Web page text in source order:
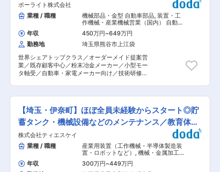
ープは海外の6つの販売会社を拠点に、70カ国以
上に正規代理店ネットワークを構築。最先端の情
報を収集、提供しながら、独創的な開発力、サー
ビス力で、世界の医療関係者と信頼関係を深めて
おり、グローバル展開を見込まれております。 変
更の範囲：会社の定める業務
ォーム／建築現場の手配（SNS／メール／TEL対
応） ■組織構成： 当社は社員数が20名です。経
験豊かなメンバーが多く、アットホームな雰囲気
の中で働けます。また、新入社員には専任の先輩
がついて指導しますので、未経験の方でも安心し
てスタートできます。 ■入社後の流れ： 入社後
はOJTを通じて、先輩社員と一緒に業務を覚えて
いきます。初日は会社のルールや業務の基本を学
び、その後は管理マンションの清掃などを行って
いただきます。 ■当社・当求人の魅力： ＜地域
密着型の安定企業＞ 当社は伊奈町を中心に事業を
合わせた指導を行います。 ＜未経験者歓迎＞ 営
業や接客の経験がある方はもちろん歓迎します
が、業界未経験でも大丈夫です。基礎からしっか
りと学べる環境が整っています。 ＜ワークライフ
バランス＞ GWや夏季、年末年始には別途休暇が
あり、私生活も大切にしながら仕事に取り組めま
すし、柔軟な働き方ができます。
ーカー
ポーライト株式会社
業種 / 職種
機械部品・金型 自動車部品, 装置・工
作機械・産業機械営業（国内） 自動
車・建機・自動車部品営業（国内）
年収 450万円~649万円
勤務地
埼玉県熊谷市上江袋
世界シェアトップクラス／オーダーメイド提案営
業／既存顧客中心／粉末冶金メーカー／小型モー
タ軸受／自動車・家電メーカー向け／技術研修充
メーカーである当社にて、熊谷営業所配属の営業
職を募集します。 ■業務詳細： ・北関東地区に
ある主要取引先に対する受注活動、新製品PR、納
期管理及び 新規取引先の開拓（既存８割新規２割
程度）等。 ※主要取引先＝自動車関連メーカー、
モーターメーカー、家電メーカー等 ※新規営業は
営業統括部側で立てた計画に沿って実施する為、
飛び込み等 は発生しません。 ■教育体制： ・本
社（伊奈）、熊谷工場にて研修あり 約半年程度を
想定（相談に応じて臨機応変に対応可能） 研修内
【埼玉・伊奈町】ほぼ全員未経験からスタート◎貯
蓄タンク・機械設備などのメンテナンス／教育体制
◎
株式会社ティエスケイ
業種 / 職種
産業用装置（工作機械・半導体製造装
置・ロボットなど） , 機械・金属加工
組立・その他製造職
年収 300万円~449万円